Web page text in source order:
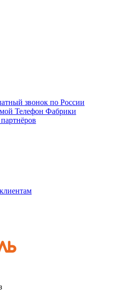
звонок по России
Телефон Фабрики